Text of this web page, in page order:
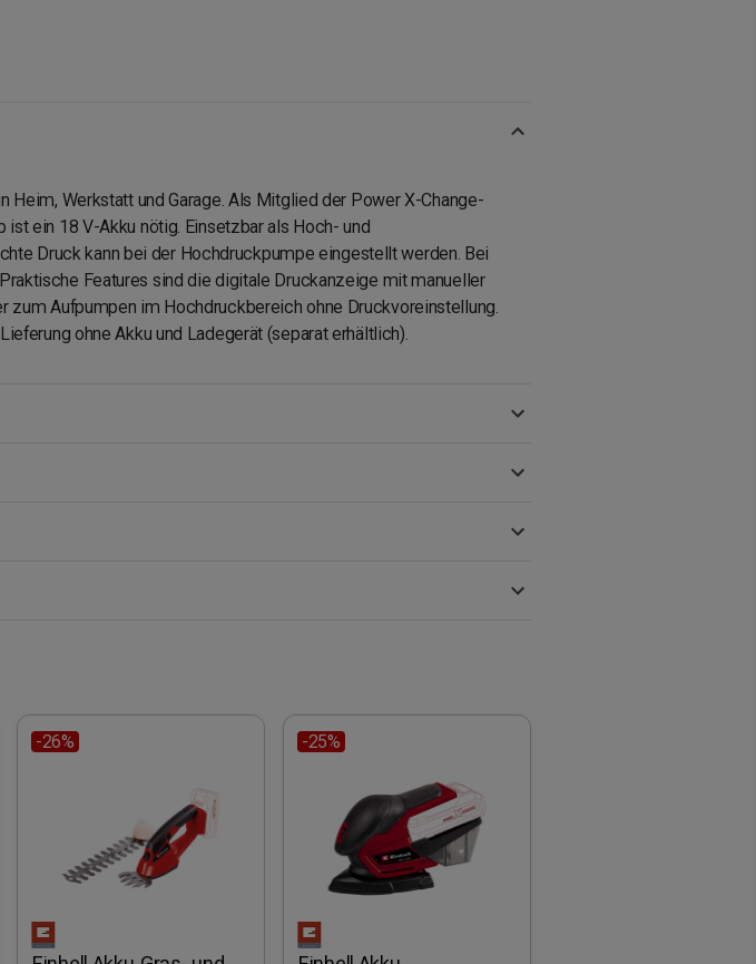
Werkstatt und Garage. Als Mitglied der Power X-Change-
ein 18 V-Akku nötig. Einsetzbar als Hoch- und
Druck kann bei der Hochdruckpumpe eingestellt werden. Bei
Features sind die digitale Druckanzeige mit manueller
zum Aufpumpen im Hochdruckbereich ohne Druckvoreinstellung.
ohne Akku und Ladegerät (separat erhältlich).
-26% -25%